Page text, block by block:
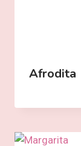
Afrodita